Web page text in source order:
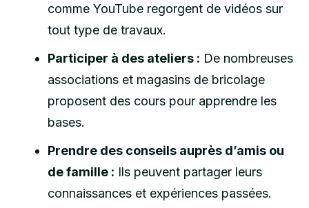
comme YouTube regorgent de vidéos sur
tout type de travaux.
Participer à des ateliers : De nombreuses
associations et magasins de bricolage
proposent des cours pour apprendre les
bases.
Prendre des conseils auprès d’amis ou
de famille : Ils peuvent partager leurs
connaissances et expériences passées.